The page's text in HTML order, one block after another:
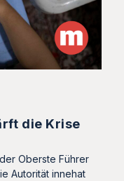
die Krise
Oberste Führer
Autorität innehat